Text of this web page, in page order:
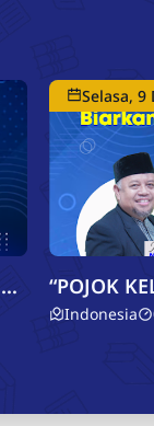
Selasa, 9
“POJOK
Mereka
Indonesia